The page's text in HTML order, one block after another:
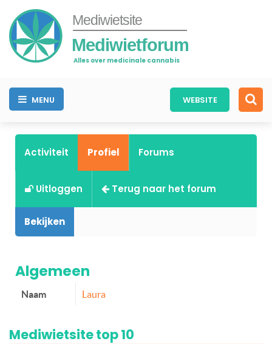
Mediwietsite
Mediwietforum
Alles over medicinale cannabis
MENU WEBSITE
Activiteit Profiel Forums
Uitloggen Terug naar het forum
Bekijken
Algemeen
Naam Laura
Mediwietsite top 10